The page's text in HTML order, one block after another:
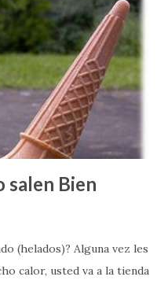
eran: sencillas (pero
de esperanza.
salen Bien
(helados)? Alguna vez les
calor, usted va a la tienda